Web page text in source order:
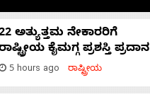
ಅತ್ಯುತ್ತಮ ನೇಕಾರರಿಗೆ
ಕೈಮಗ್ಗ ಪ್ರಶಸ್ತಿ ಪ್ರದಾನ
5 hours ago ರಾಷ್ಟ್ರೀಯ